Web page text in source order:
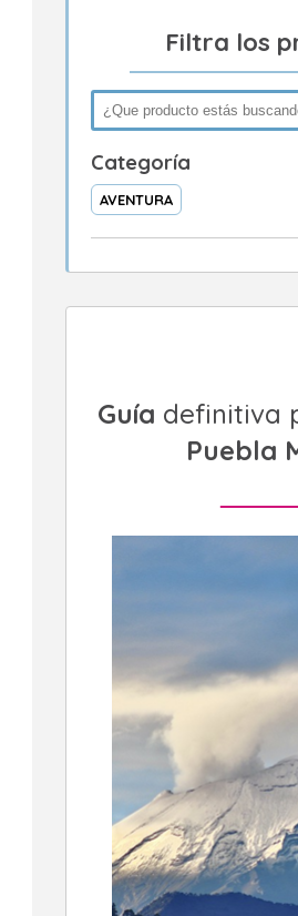
Filtra los
Categoría
AVENTURA
Guía definitiva
Puebla